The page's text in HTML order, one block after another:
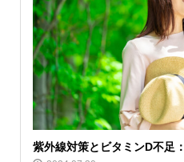
紫外線対策とビタミンD不足